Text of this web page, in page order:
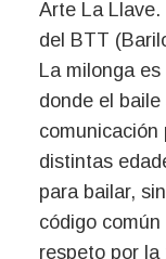
Arte La Llave.
del BTT
La milonga
donde el
distintas
para bailar,
código
respeto por